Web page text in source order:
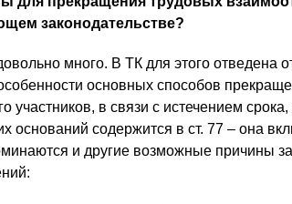
законодательстве?
много. В ТК для этого отведена
основных способов
участников, в связи с истечением
оснований содержится в ст. 77 – она
и другие возможные причины